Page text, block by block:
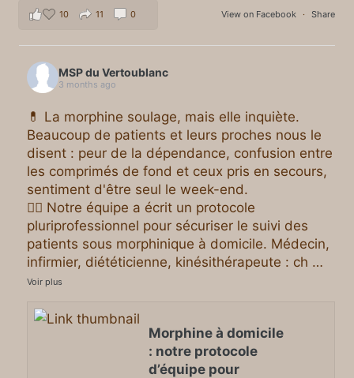
View on Facebook · Share
10 11 0
MSP du Vertoublanc
3 months ago
💊 La morphine soulage, mais elle inquiète.
Beaucoup de patients et leurs proches nous le
disent : peur de la dépendance, confusion entre
les comprimés de fond et ceux pris en secours,
sentiment d'être seul le week-end.
👨‍⚕️ Notre équipe a écrit un protocole
pluriprofessionnel pour sécuriser le suivi des
patients sous morphinique à domicile. Médecin,
infirmier, diététicienne, kinésithérapeute : ch …
Voir plus
Morphine à domicile
: notre protocole
d’équipe pour